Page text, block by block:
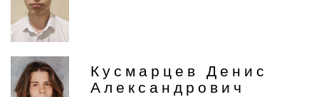
Кусмарцев Денис
Александрович